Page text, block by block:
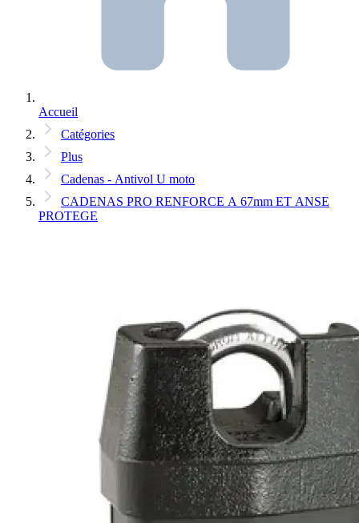
Accueil
Catégories
Plus
Cadenas - Antivol U moto
CADENAS PRO RENFORCE A 67mm ET ANSE
PROTEGE